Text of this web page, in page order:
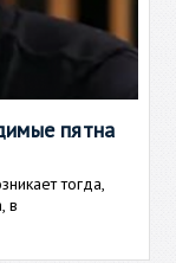
пятна
тогда,
в